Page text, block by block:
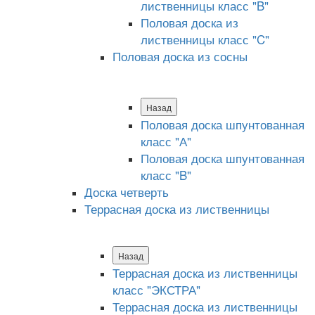
лиственницы класс "B"
Половая доска из
лиственницы класс "C"
Половая доска из сосны
Назад
Половая доска шпунтованная
класс "А"
Половая доска шпунтованная
класс "B"
Доска четверть
Террасная доска из лиственницы
Назад
Террасная доска из лиственницы
класс "ЭКСТРА"
Террасная доска из лиственницы